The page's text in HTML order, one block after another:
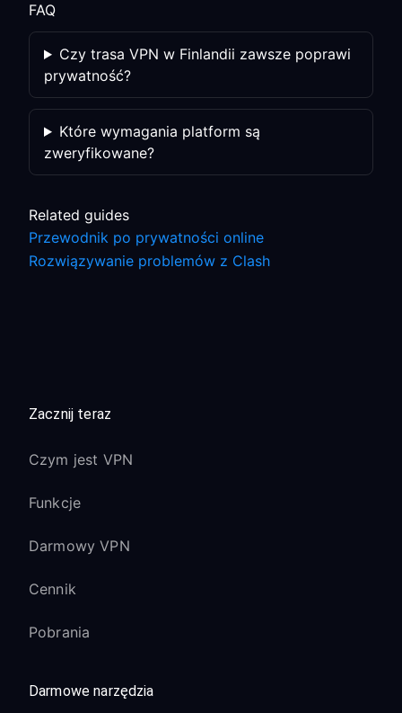
FAQ
Czy trasa VPN w Finlandii zawsze poprawi
prywatność?
Które wymagania platform są
zweryfikowane?
Related guides
Przewodnik po prywatności online
Rozwiązywanie problemów z Clash
Zacznij teraz
Czym jest VPN
Funkcje
Darmowy VPN
Cennik
Pobrania
Darmowe narzędzia